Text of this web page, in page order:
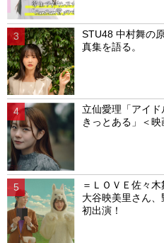
STU48 中村舞の
真集を語る。
立仙愛理「アイ
きっとある」＜
＝ＬＯＶＥ佐々
大谷映美里さん
初出演！